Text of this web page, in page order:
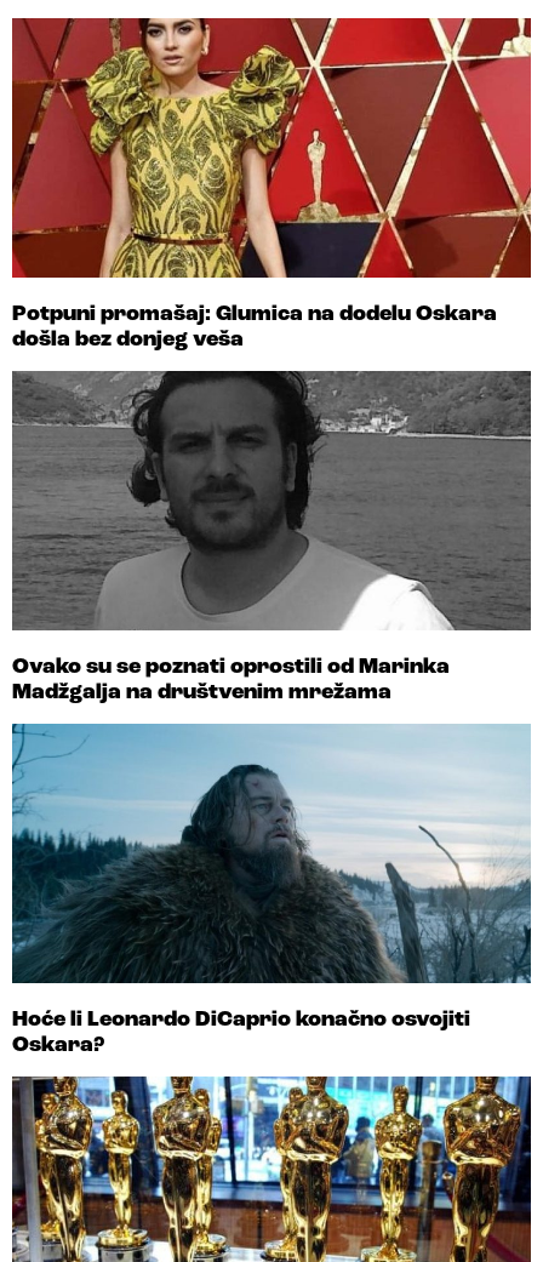
Potpuni promašaj: Glumica na dodelu Oskara
došla bez donjeg veša
Ovako su se poznati oprostili od Marinka
Madžgalja na društvenim mrežama
Hoće li Leonardo DiCaprio konačno osvojiti
Oskara?